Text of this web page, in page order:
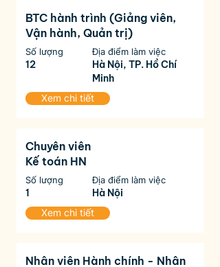
BTC hành trình (Giảng viên,
Vận hành, Quản trị)
Số lượng
12
Địa điểm làm việc
Hà Nội, TP. Hồ Chí
Minh
Xem chi tiết
Chuyên viên
Kế toán HN
Số lượng
1
Địa điểm làm việc
Hà Nội
Xem chi tiết
Nhân viên Hành chính - Nhân